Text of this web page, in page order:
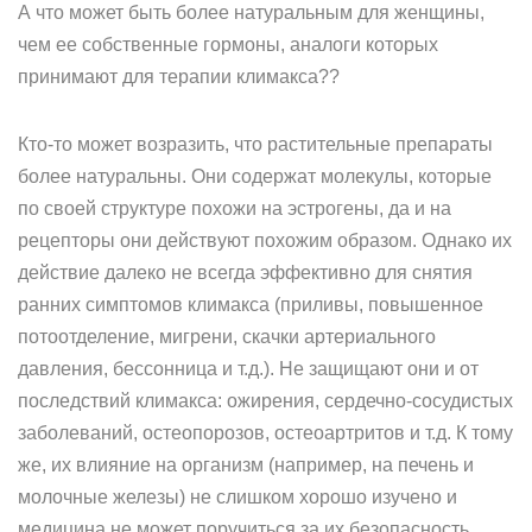
А что может быть более натуральным для женщины,
чем ее собственные гормоны, аналоги которых
принимают для терапии климакса??
Кто-то может возразить, что растительные препараты
более натуральны. Они содержат молекулы, которые
по своей структуре похожи на эстрогены, да и на
рецепторы они действуют похожим образом. Однако их
действие далеко не всегда эффективно для снятия
ранних симптомов климакса (приливы, повышенное
потоотделение, мигрени, скачки артериального
давления, бессонница и т.д.). Не защищают они и от
последствий климакса: ожирения, сердечно-сосудистых
заболеваний, остеопорозов, остеоартритов и т.д. К тому
же, их влияние на организм (например, на печень и
молочные железы) не слишком хорошо изучено и